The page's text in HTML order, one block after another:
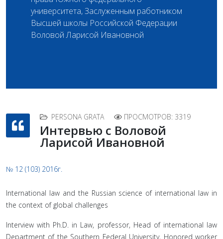
университета, Заслуженным работником
Высшей школы Российской Федерации
Воловой Ларисой Ивановной
PERSONA GRATA ПРОСМОТРОВ: 3319
Интервью с Воловой
Ларисой Ивановной
№ 12 (103) 2016г.
International law and the Russian science of international law in
the context of global challenges
Interview with Ph.D. in Law, professor, Head of international law
Department of the Southern Federal University, Honored worker